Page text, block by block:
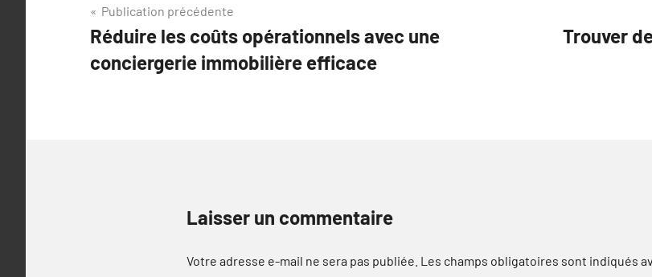
Navigation
de
l’article
Publication précédente
Réduire les coûts opérationnels avec une
conciergerie immobilière efficace
Trouver
Laisser un commentaire
Votre adresse e-mail ne sera pas publiée. Les champs obligatoires sont indiqués